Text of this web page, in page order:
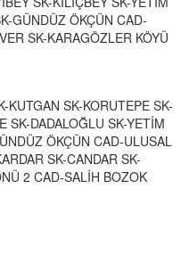
GÜNDÜZ ÖKÇÜN CAD-
SK-KARAGÖZLER KÖYÜ
KUTGAN SK-KORUTEPE SK-
SK-DADALOĞLU SK-YETİM
ÖKÇÜN CAD-ULUSAL
SK-CANDAR SK-
2 CAD-SALİH BOZOK